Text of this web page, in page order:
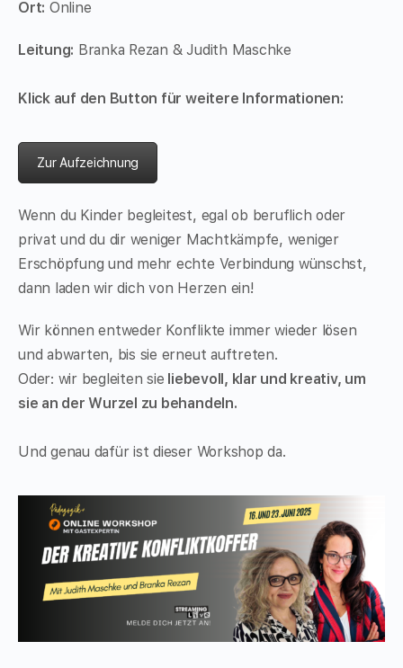
Ort: Online
Leitung: Branka Rezan & Judith Maschke
Klick auf den Button für weitere Informationen:
Zur Aufzeichnung
Wenn du Kinder begleitest, egal ob beruflich oder
privat und du dir weniger Machtkämpfe, weniger
Erschöpfung und mehr echte Verbindung wünschst,
dann laden wir dich von Herzen ein!
Wir können entweder Konflikte immer wieder lösen
und abwarten, bis sie erneut auftreten.
Oder: wir begleiten sie liebevoll, klar und kreativ, um
sie an der Wurzel zu behandeln.
Und genau dafür ist dieser Workshop da.